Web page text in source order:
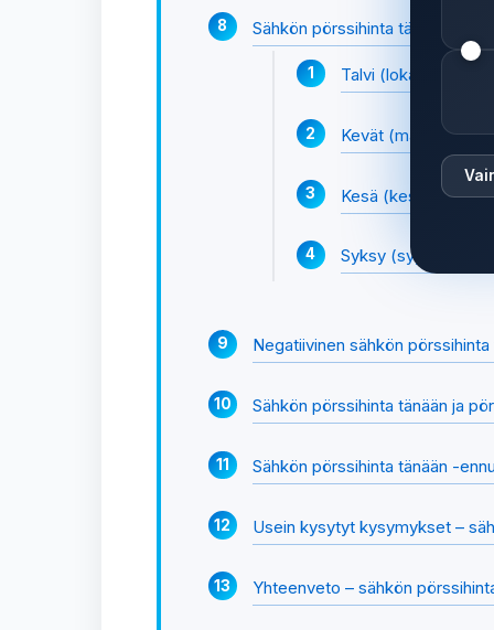
Sähkön pörssihinta tänään eri
Talvi
Kevät
Kesä
Syksy
Negatiivinen sähkön
Sähkön pörssihinta tänään ja
Sähkön pörssihinta tänään -
Usein kysytyt kysymykset –
Yhteenveto – sähkön